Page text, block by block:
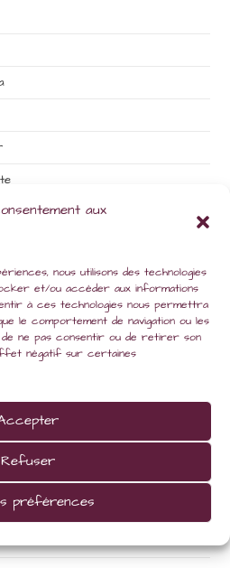
aux
nous utilisons des technologies
et/ou accéder aux informations
à ces technologies nous permettra
le comportement de navigation ou les
ne pas consentir ou de retirer son
négatif sur certaines
Refuser
préférences
dansBonjour tout le monde !
suscipit quis luctus
magna augue eget
magna augue eget